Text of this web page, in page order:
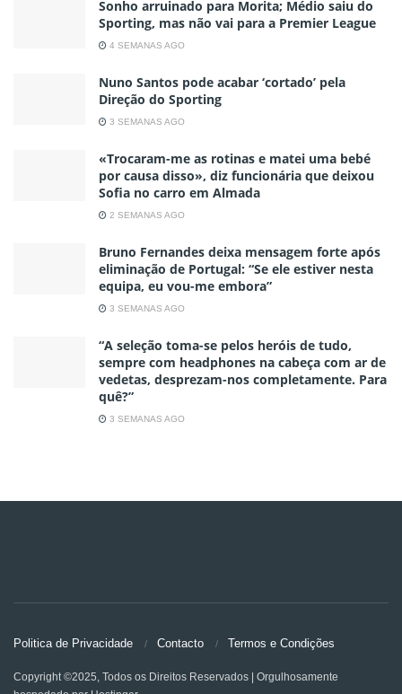
Sonho arruinado para Morita; Médio saiu do
Sporting, mas não vai para a Premier League
4 SEMANAS AGO
Nuno Santos pode acabar ‘cortado’ pela
Direção do Sporting
3 SEMANAS AGO
«Trocaram-me as rotinas e matei uma bebé
por causa disso», diz funcionária que deixou
Sofia no carro em Almada
2 SEMANAS AGO
Bruno Fernandes deixa mensagem forte após
eliminação de Portugal: “Se ele estiver nesta
equipa, eu vou-me embora”
3 SEMANAS AGO
“A seleção toma-se pelos heróis de tudo,
sempre com headphones na cabeça com ar de
vedetas, desprezam-nos completamente. Para
quê?”
3 SEMANAS AGO
Politica de Privacidade Contacto Termos e Condições
Copyright ©2025, Todos os Direitos Reservados | Orgulhosamente